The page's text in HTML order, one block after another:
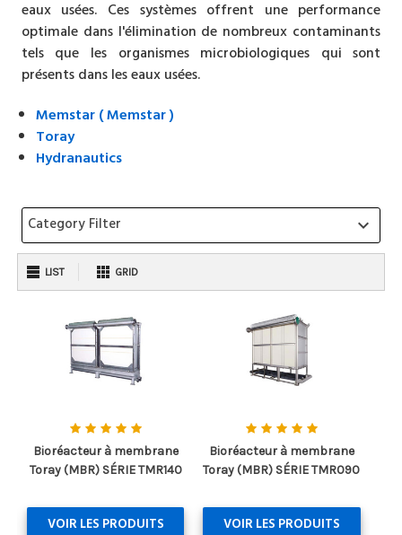
eaux usées. Ces systèmes offrent une performance
optimale dans l'élimination de nombreux contaminants
tels que les organismes microbiologiques qui sont
présents dans les eaux usées.
Memstar ( Memstar )
Toray
Hydranautics
Category Filter keyboard_arrow_down
LIST GRID
Bioréacteur à membrane
Toray (MBR) SÉRIE TMR140
VOIR LES PRODUITS
Bioréacteur à membrane
Toray (MBR) SÉRIE TMR090
VOIR LES PRODUITS